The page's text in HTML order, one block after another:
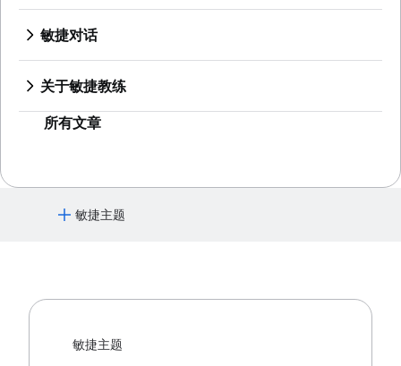
敏捷项目管理工具
工作流自动化软件
任务跟踪器
工作流自动化
项目状态报告
问题跟踪软件
待办事项列表管理工具
工作流示例
产品发布
产品发布时间线
产品发布会
产品运营模式
产品设计
敏捷对话
借助 Jira 开展敏捷沟通
营销敏捷性
敏捷客户研究
大处着眼，小处着手
关于敏捷教练
敏捷教练团队
所有文章
敏捷主题
Scrum
冲刺
敏捷主题